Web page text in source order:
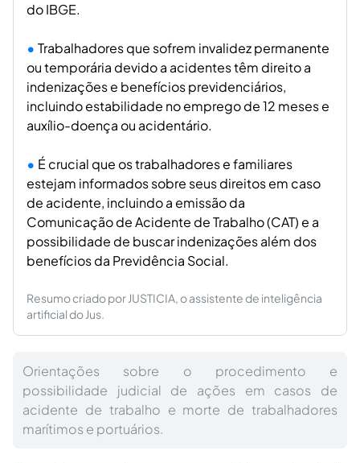
do IBGE.
Trabalhadores que sofrem invalidez permanente
ou temporária devido a acidentes têm direito a
indenizações e benefícios previdenciários,
incluindo estabilidade no emprego de 12 meses e
auxílio-doença ou acidentário.
É crucial que os trabalhadores e familiares
estejam informados sobre seus direitos em caso
de acidente, incluindo a emissão da
Comunicação de Acidente de Trabalho (CAT) e a
possibilidade de buscar indenizações além dos
benefícios da Previdência Social.
Resumo criado por JUSTICIA, o assistente de inteligência
artificial do Jus.
Orientações sobre o procedimento e
possibilidade judicial de ações em casos de
acidente de trabalho e morte de trabalhadores
marítimos e portuários.